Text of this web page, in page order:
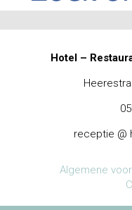
Hotel –
receptie @
Algemene